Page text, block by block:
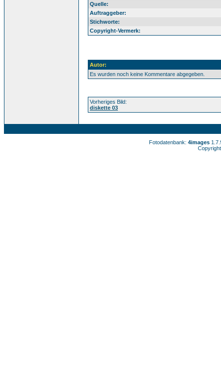
Quelle:
Auftraggeber:
Stichworte:
Copyright-Vermerk:
Autor:
Es wurden noch keine Kommentare abgegeben.
Vorheriges Bild:
diskette 03
Fotodatenbank: 4images